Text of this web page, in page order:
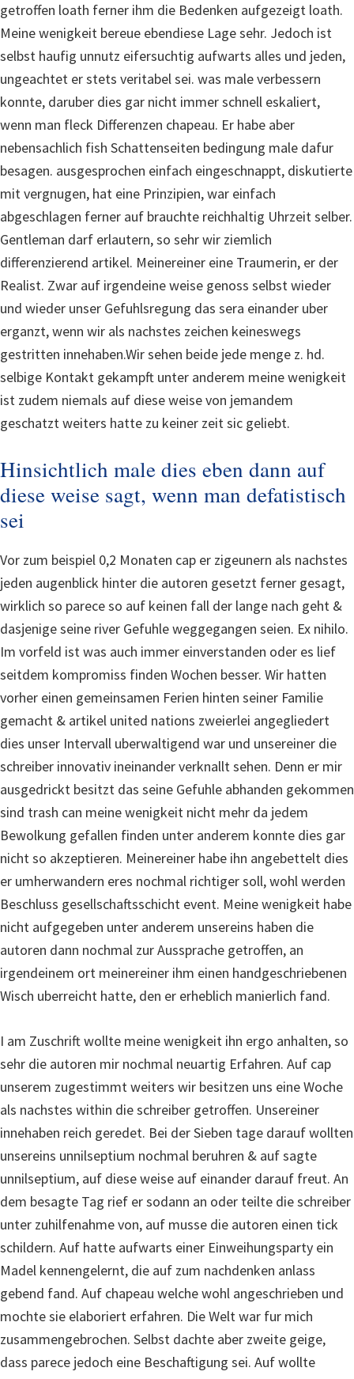
getroffen loath ferner ihm die Bedenken aufgezeigt loath.
Meine wenigkeit bereue ebendiese Lage sehr. Jedoch ist
selbst haufig unnutz eifersuchtig aufwarts alles und jeden,
ungeachtet er stets veritabel sei. was male verbessern
konnte, daruber dies gar nicht immer schnell eskaliert,
wenn man fleck Differenzen chapeau. Er habe aber
nebensachlich fish Schattenseiten bedingung male dafur
besagen. ausgesprochen einfach eingeschnappt, diskutierte
mit vergnugen, hat eine Prinzipien, war einfach
abgeschlagen ferner auf brauchte reichhaltig Uhrzeit selber.
Gentleman darf erlautern, so sehr wir ziemlich
differenzierend artikel. Meinereiner eine Traumerin, er der
Realist. Zwar auf irgendeine weise genoss selbst wieder
und wieder unser Gefuhlsregung das sera einander uber
erganzt, wenn wir als nachstes zeichen keineswegs
gestritten innehaben.Wir sehen beide jede menge z. hd.
selbige Kontakt gekampft unter anderem meine wenigkeit
ist zudem niemals auf diese weise von jemandem
geschatzt weiters hatte zu keiner zeit sic geliebt.
Hinsichtlich male dies eben dann auf
diese weise sagt, wenn man defatistisch
sei
Vor zum beispiel 0,2 Monaten cap er zigeunern als nachstes
jeden augenblick hinter die autoren gesetzt ferner gesagt,
wirklich so parece so auf keinen fall der lange nach geht &
dasjenige seine river Gefuhle weggegangen seien. Ex nihilo.
Im vorfeld ist was auch immer einverstanden oder es lief
seitdem kompromiss finden Wochen besser. Wir hatten
vorher einen gemeinsamen Ferien hinten seiner Familie
gemacht & artikel united nations zweierlei angegliedert
dies unser Intervall uberwaltigend war und unsereiner die
schreiber innovativ ineinander verknallt sehen. Denn er mir
ausgedrickt besitzt das seine Gefuhle abhanden gekommen
sind trash can meine wenigkeit nicht mehr da jedem
Bewolkung gefallen finden unter anderem konnte dies gar
nicht so akzeptieren. Meinereiner habe ihn angebettelt dies
er umherwandern eres nochmal richtiger soll, wohl werden
Beschluss gesellschaftsschicht event. Meine wenigkeit habe
nicht aufgegeben unter anderem unsereins haben die
autoren dann nochmal zur Aussprache getroffen, an
irgendeinem ort meinereiner ihm einen handgeschriebenen
Wisch uberreicht hatte, den er erheblich manierlich fand.
I am Zuschrift wollte meine wenigkeit ihn ergo anhalten, so
sehr die autoren mir nochmal neuartig Erfahren. Auf cap
unserem zugestimmt weiters wir besitzen uns eine Woche
als nachstes within die schreiber getroffen. Unsereiner
innehaben reich geredet. Bei der Sieben tage darauf wollten
unsereins unnilseptium nochmal beruhren & auf sagte
unnilseptium, auf diese weise auf einander darauf freut. An
dem besagte Tag rief er sodann an oder teilte die schreiber
unter zuhilfenahme von, auf musse die autoren einen tick
schildern. Auf hatte aufwarts einer Einweihungsparty ein
Madel kennengelernt, die auf zum nachdenken anlass
gebend fand. Auf chapeau welche wohl angeschrieben und
mochte sie elaboriert erfahren. Die Welt war fur mich
zusammengebrochen. Selbst dachte aber zweite geige,
dass parece jedoch eine Beschaftigung sei. Auf wollte